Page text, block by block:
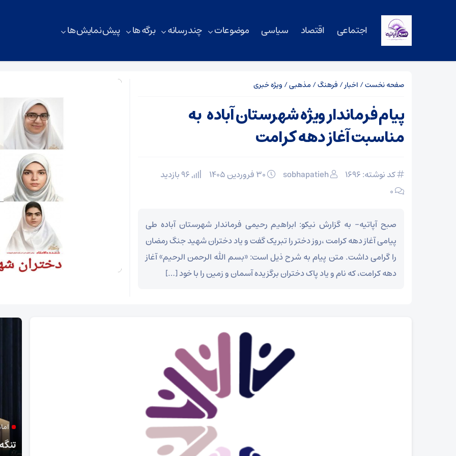
اجتماعی اقتصاد سیاسی موضوعات چند رسانه برگه ها پیش نمایش ها
صفحه نخست/ اخبار/ فرهنگ/ مذهبی/ ویژه خبری
پیام فرماندار ویژه شهرستان آباده به
مناسبت آغاز دهه‌ کرامت
کد نوشته: 1696 sobhapatieh
۰
صبح آپاتیه- به گزارش نیکو: ابراهیم رحیمی فرماندار شهرستان آباده طی
پیامی آغاز دهه کرامت ،روز دختر را تبریک گفت و یاد دختران شهید جنگ رمضان
را گرامی داشت. متن پیام به شرح ذیل است: «بسم الله الرحمن الرحیم» آغاز
دهه‌ کرامت، که نام و یاد پاک دختران برگزیده آسمان و زمین را با خود […]
امام جمعه آباده:
تنگه هرمز به وضعیت قبل باز نخواهد گشت